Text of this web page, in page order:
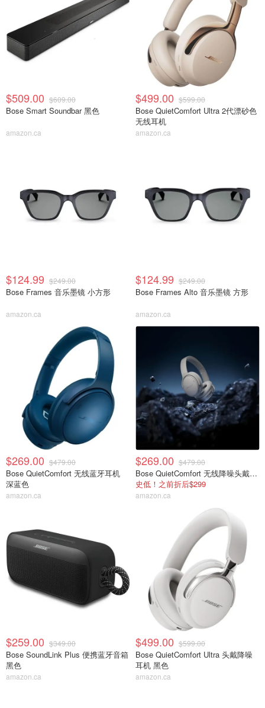
$509.00 $609.00
Bose Smart Soundbar 黑色
amazon.ca
$499.00 $599.00
Bose QuietComfort Ultra 2代漂砂色
无线耳机
amazon.ca
$124.99 $249.00
Bose Frames 音乐墨镜 小方形
amazon.ca
$124.99 $249.00
Bose Frames Alto 音乐墨镜 方形
amazon.ca
$269.00 $479.00
Bose QuietComfort 无线蓝牙耳机
深蓝色
amazon.ca
$269.00 $479.00
Bose QuietComfort 无线降噪头戴耳机 月光灰
史低！之前折后$299
amazon.ca
$259.00 $349.00
Bose SoundLink Plus 便携蓝牙音箱
黑色
amazon.ca
$499.00 $599.00
Bose QuietComfort Ultra 头戴降噪
耳机 黑色
amazon.ca